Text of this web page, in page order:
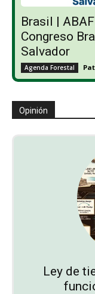
Brasil |
Congreso
Salvador
Agenda Forestal
Opinión
Ley de